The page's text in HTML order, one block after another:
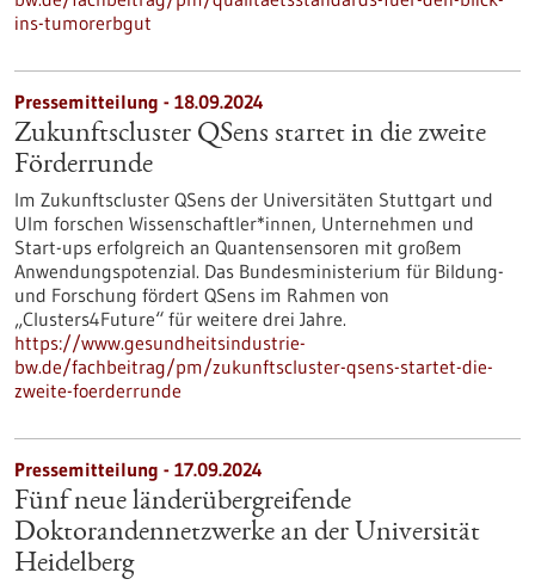
ins-tumorerbgut
Pressemitteilung - 18.09.2024
Zukunftscluster QSens startet in die zweite
Förderrunde
Im Zukunftscluster QSens der Universitäten Stuttgart und
Ulm forschen Wissenschaftler*innen, Unternehmen und
Start-ups erfolgreich an Quantensensoren mit großem
Anwendungspotenzial. Das Bundesministerium für Bildung-
und Forschung fördert QSens im Rahmen von
„Clusters4Future“ für weitere drei Jahre.
https://www.gesundheitsindustrie-
bw.de/fachbeitrag/pm/zukunftscluster-qsens-startet-die-
zweite-foerderrunde
Pressemitteilung - 17.09.2024
Fünf neue länderübergreifende
Doktorandennetzwerke an der Universität
Heidelberg